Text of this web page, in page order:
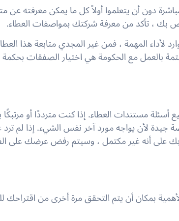
دون أن يتعلموا أولاً كل ما يمكن معرفته عن
بك ، تأكد من معرفة شركتك بمواصفات العطاء.
لأداء المهمة ، فمن غير المجدي متابعة هذا
بالعمل مع الحكومة هي اختيار الصفقات
أسئلة مستندات العطاء. إذا كنت مترددًا أو
جيدة لأن يواجه مورد آخر نفس الشيء. إذا لم
على أنه غير مكتمل ، وسيتم رفض عرضك على
بمكان أن يتم التحقق مرة أخرى من اقتراحك